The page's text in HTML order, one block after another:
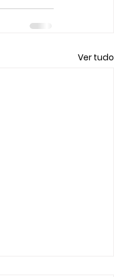
Ver tudo